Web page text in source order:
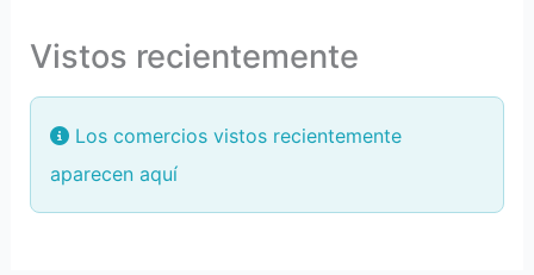
Vistos recientemente
Los comercios vistos recientemente
aparecen aquí